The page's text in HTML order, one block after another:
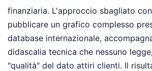
finanziaria. L'approccio sbagliato
pubblicare un grafico complesso
database internazionale,
didascalia tecnica che nessuno
"qualità" del dato attiri clienti. Il